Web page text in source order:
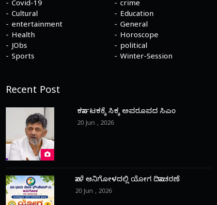
Covid-19
crime
Cultural
Education
entertainment
General
Health
Horoscope
JObs
political
Sports
Winter-Session
Recent Post
ಕರ್ನಾಟಕಕ್ಕೆ ಸಿಕ್ಕ ಅಪರೂಪದ ಸಿಎಂ
20 Jun , 2026
ನಾಳೆ ಆನಿಗೋಳದಲ್ಲಿ ಯೋಗ ದಿನಾಚರಣೆ
20 Jun , 2026